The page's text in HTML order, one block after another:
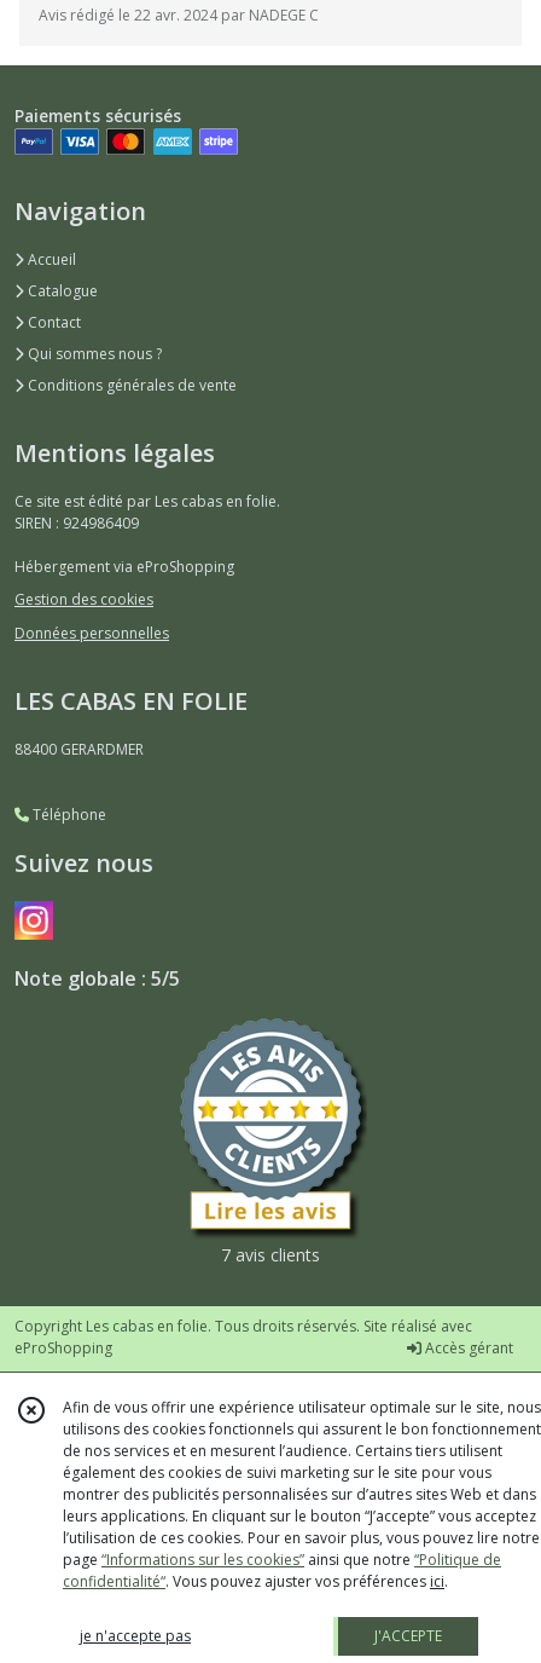
Avis rédigé le 22 avr. 2024 par NADEGE C
Paiements sécurisés
Navigation
Accueil
Catalogue
Contact
Qui sommes nous ?
Conditions générales de vente
Mentions légales
Ce site est édité par Les cabas en folie.
SIREN : 924986409
Hébergement via eProShopping
Gestion des cookies
Données personnelles
LES CABAS EN FOLIE
88400 GERARDMER
Téléphone
Suivez nous
Note globale : 5/5
7 avis clients
Copyright Les cabas en folie. Tous droits réservés. Site réalisé avec
eProShopping
Accès gérant
Afin de vous offrir une expérience utilisateur optimale sur le site, nous
utilisons des cookies fonctionnels qui assurent le bon fonctionnement
de nos services et en mesurent l’audience. Certains tiers utilisent
également des cookies de suivi marketing sur le site pour vous
montrer des publicités personnalisées sur d’autres sites Web et dans
leurs applications. En cliquant sur le bouton “J’accepte” vous acceptez
l’utilisation de ces cookies. Pour en savoir plus, vous pouvez lire notre
page “Informations sur les cookies” ainsi que notre “Politique de
confidentialité“. Vous pouvez ajuster vos préférences ici.
je n'accepte pas J'ACCEPTE